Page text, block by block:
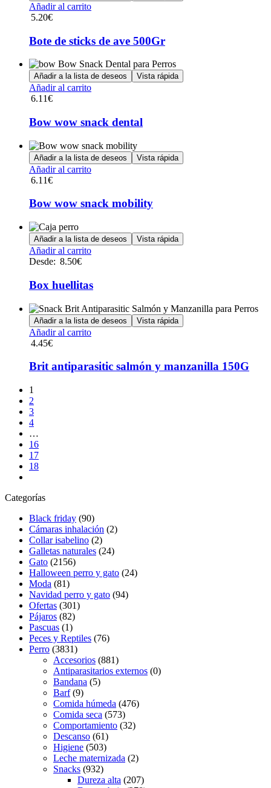
Añadir al carrito
5.20€
Bote de sticks de ave 500Gr
Añadir a la lista de deseos Vista rápida
Añadir al carrito
6.11€
Bow wow snack dental
Añadir a la lista de deseos Vista rápida
Añadir al carrito
6.11€
Bow wow snack mobility
Añadir a la lista de deseos Vista rápida
Añadir al carritoEste
múltiples
variantes.
Las
opciones
se
pueden
la
Desde: 8.50€
Box huellitas
Añadir a la lista de deseos Vista rápida
Añadir al carrito
4.45€
Brit antiparasitic salmón y manzanilla 150G
1
2
3
4
…
16
17
18
Categorías
Black friday (90)
Cámaras inhalación (2)
Collar isabelino (2)
Galletas naturales (24)
Gato (2156)
Halloween perro y gato (24)
Moda (81)
Navidad perro y gato (94)
Ofertas (301)
Pájaros (82)
Pascuas (1)
Peces y Reptiles (76)
Perro (3831)
Accesorios (881)
Antiparasitarios externos (0)
Bandana (5)
Barf (9)
Comida húmeda (476)
Comida seca (573)
Comportamiento (32)
Descanso (61)
Higiene (503)
Leche maternizada (2)
Snacks (932)
Dureza alta (207)